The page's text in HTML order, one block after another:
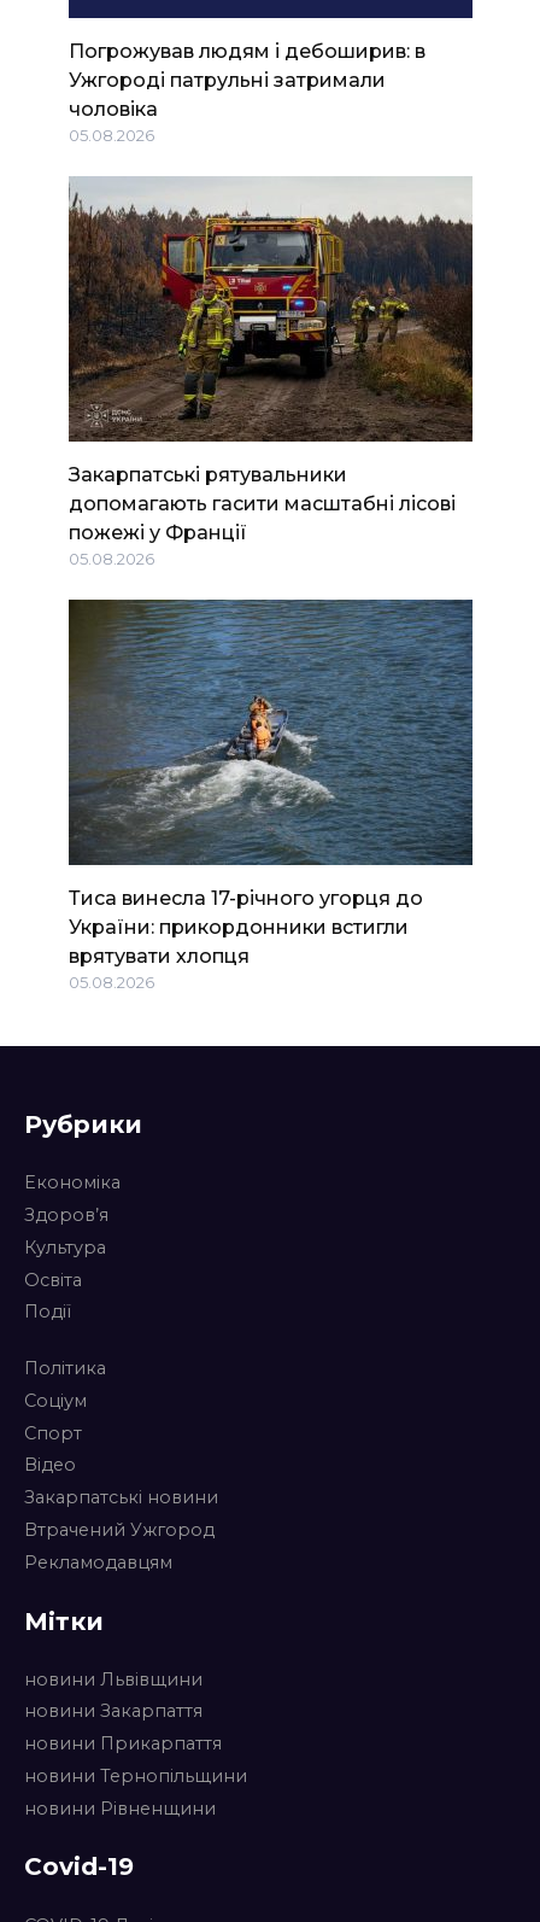
Погрожував людям і дебоширив: в
Ужгороді патрульні затримали
чоловіка
05.08.2026
Закарпатські рятувальники
допомагають гасити масштабні лісові
пожежі у Франції
05.08.2026
Тиса винесла 17-річного угорця до
України: прикордонники встигли
врятувати хлопця
05.08.2026
Рубрики
Економіка
Здоров’я
Культура
Освіта
Події
Політика
Соціум
Спорт
Відео
Закарпатські новини
Втрачений Ужгород
Рекламодавцям
Мітки
новини Львівщини
новини Закарпаття
новини Прикарпаття
новини Тернопільщини
новини Рівненщини
Covid-19